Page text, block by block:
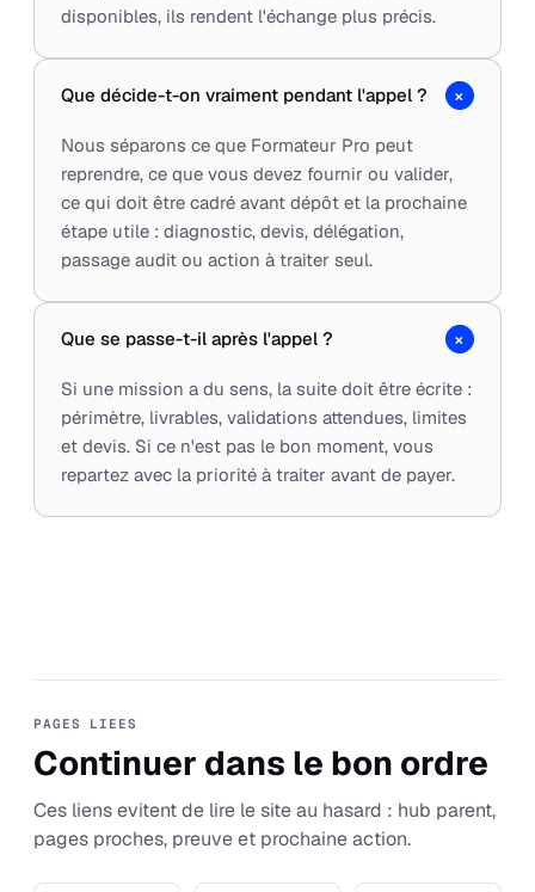
disponibles, ils rendent l'échange plus précis.
Que décide-t-on vraiment pendant l'appel ? +
Nous séparons ce que Formateur Pro peut
reprendre, ce que vous devez fournir ou valider,
ce qui doit être cadré avant dépôt et la prochaine
étape utile : diagnostic, devis, délégation,
passage audit ou action à traiter seul.
Que se passe-t-il après l'appel ? +
Si une mission a du sens, la suite doit être écrite :
périmètre, livrables, validations attendues, limites
et devis. Si ce n'est pas le bon moment, vous
repartez avec la priorité à traiter avant de payer.
PAGES LIEES
Continuer dans le bon ordre
Ces liens evitent de lire le site au hasard : hub parent,
pages proches, preuve et prochaine action.